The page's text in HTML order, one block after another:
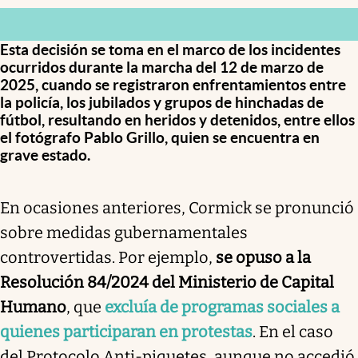
Esta decisión se toma en el marco de los incidentes
ocurridos durante la marcha del 12 de marzo de
2025, cuando se registraron enfrentamientos entre
la policía, los jubilados y grupos de hinchadas de
fútbol, resultando en heridos y detenidos, entre ellos
el fotógrafo Pablo Grillo, quien se encuentra en
grave estado.
En ocasiones anteriores, Cormick se pronunció
sobre medidas gubernamentales
controvertidas. Por ejemplo, se opuso a la
Resolución 84/2024 del Ministerio de Capital
Humano, que excluía de programas sociales a
quienes participaran en protestas. En el caso